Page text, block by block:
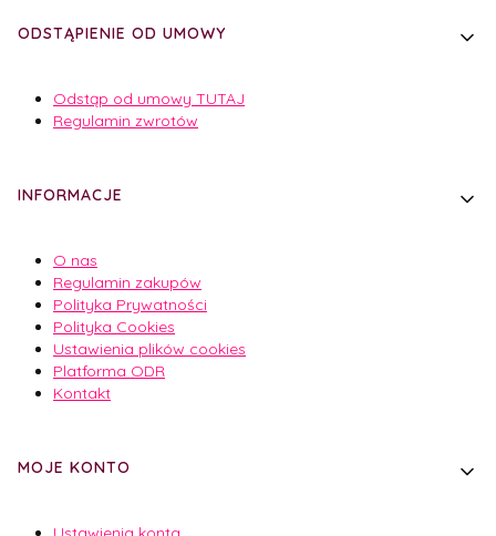
ODSTĄPIENIE OD UMOWY
Odstąp od umowy TUTAJ
Regulamin zwrotów
INFORMACJE
O nas
Regulamin zakupów
Polityka Prywatności
Polityka Cookies
Ustawienia plików cookies
Platforma ODR
Kontakt
MOJE KONTO